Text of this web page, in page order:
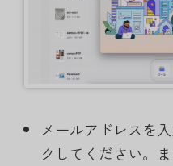
メールアドレスを入
クしてください。